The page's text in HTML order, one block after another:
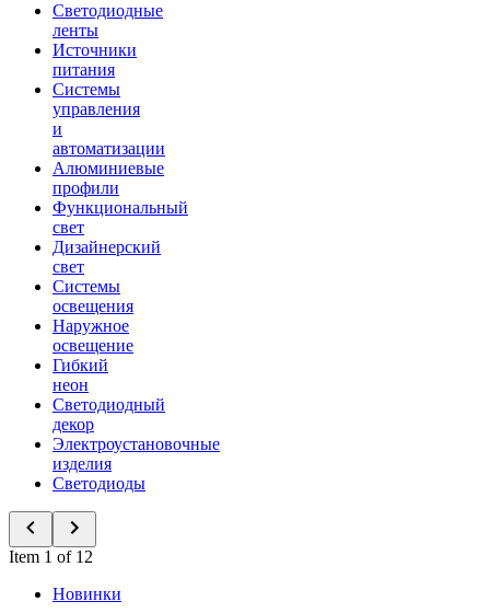
Светодиодные
ленты
Источники
питания
Системы
управления
и
автоматизации
Алюминиевые
профили
Функциональный
свет
Дизайнерский
свет
Системы
освещения
Наружное
освещение
Гибкий
неон
Светодиодный
декор
Электроустановочные
изделия
Светодиоды
Item 1 of 12
Новинки